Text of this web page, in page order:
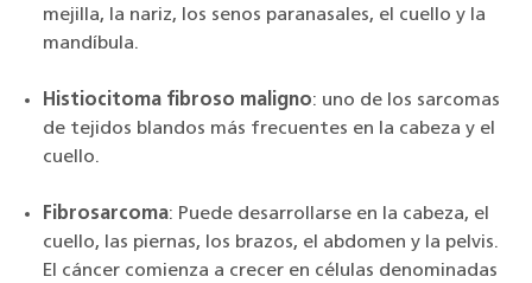
mejilla, la nariz, los senos paranasales, el cuello y la
mandíbula.
Histiocitoma fibroso maligno: uno de los sarcomas
de tejidos blandos más frecuentes en la cabeza y el
cuello.
Fibrosarcoma: Puede desarrollarse en la cabeza, el
cuello, las piernas, los brazos, el abdomen y la pelvis.
El cáncer comienza a crecer en células denominadas